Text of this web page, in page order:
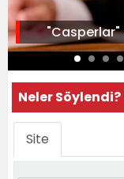
"Casperlar"
Neler Söylendi?
Site